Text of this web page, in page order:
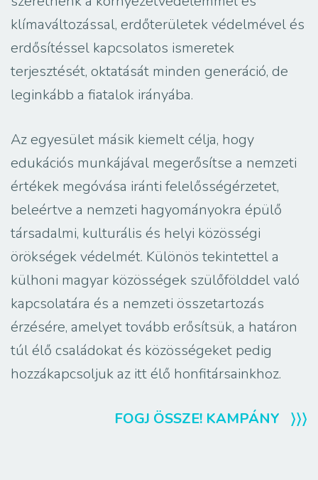
klímaváltozással, erdőterületek védelmével és
erdősítéssel kapcsolatos ismeretek
terjesztését, oktatását minden generáció, de
leginkább a fiatalok irányába.
Az egyesület másik kiemelt célja, hogy
edukációs munkájával megerősítse a nemzeti
értékek megóvása iránti felelősségérzetet,
beleértve a nemzeti hagyományokra épülő
társadalmi, kulturális és helyi közösségi
örökségek védelmét. Különös tekintettel a
külhoni magyar közösségek szülőfölddel való
kapcsolatára és a nemzeti összetartozás
érzésére, amelyet tovább erősítsük, a határon
túl élő családokat és közösségeket pedig
hozzákapcsoljuk az itt élő honfitársainkhoz.
FOGJ ÖSSZE! KAMPÁNY 〉〉〉